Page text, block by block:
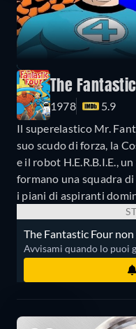
The
1978
5.9
Il superelastico Mr.
suo scudo di forza, la
e il robot H.E.R.B.I.E.,
formano una squadra
i piani di aspiranti
The Fantastic Four
Avvisami quando lo puoi